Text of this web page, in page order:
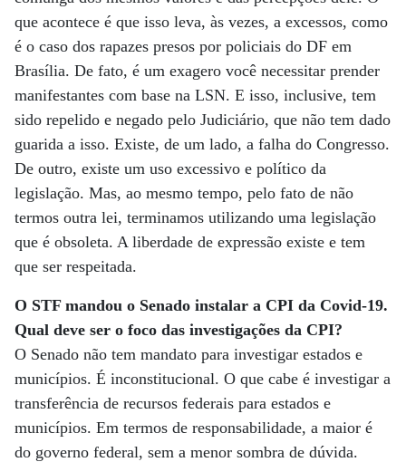
que acontece é que isso leva, às vezes, a excessos, como
é o caso dos rapazes presos por policiais do DF em
Brasília. De fato, é um exagero você necessitar prender
manifestantes com base na LSN. E isso, inclusive, tem
sido repelido e negado pelo Judiciário, que não tem dado
guarida a isso. Existe, de um lado, a falha do Congresso.
De outro, existe um uso excessivo e político da
legislação. Mas, ao mesmo tempo, pelo fato de não
termos outra lei, terminamos utilizando uma legislação
que é obsoleta. A liberdade de expressão existe e tem
que ser respeitada.
O STF mandou o Senado instalar a CPI da Covid-19.
Qual deve ser o foco das investigações da CPI?
O Senado não tem mandato para investigar estados e
municípios. É inconstitucional. O que cabe é investigar a
transferência de recursos federais para estados e
municípios. Em termos de responsabilidade, a maior é
do governo federal, sem a menor sombra de dúvida.